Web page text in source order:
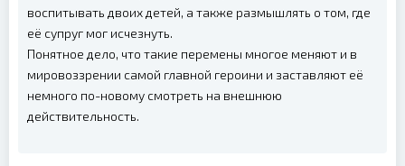
воспитывать двоих детей, а также размышлять о том, где
её супруг мог исчезнуть.
Понятное дело, что такие перемены многое меняют и в
мировоззрении самой главной героини и заставляют её
немного по-новому смотреть на внешнюю
действительность.